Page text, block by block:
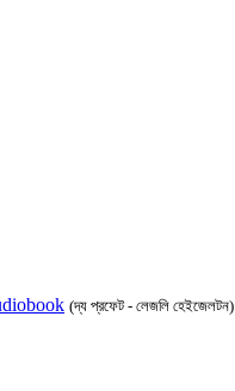
(দ্য প্রফেট - লেজলি হেইজেলটন)